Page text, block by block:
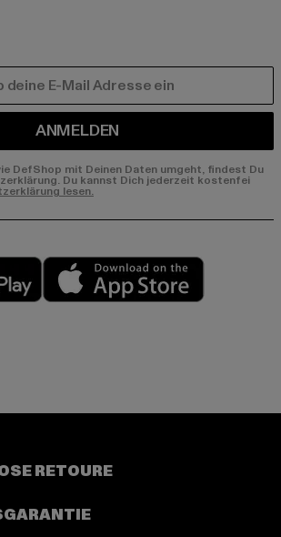
ANMELDEN
DefShop mit Deinen Daten umgeht, findest Du
Du kannst Dich jederzeit kostenfei
lesen.
Play market
RETOURE